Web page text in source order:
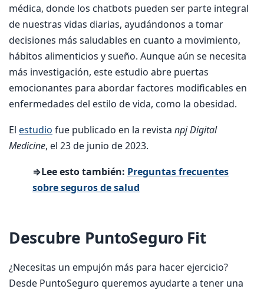
médica, donde los chatbots pueden ser parte integral
de nuestras vidas diarias, ayudándonos a tomar
decisiones más saludables en cuanto a movimiento,
hábitos alimenticios y sueño. Aunque aún se necesita
más investigación, este estudio abre puertas
emocionantes para abordar factores modificables en
enfermedades del estilo de vida, como la obesidad.
El estudio fue publicado en la revista npj Digital
Medicine, el 23 de junio de 2023.
⇒Lee esto también: Preguntas frecuentes
sobre seguros de salud
Descubre PuntoSeguro Fit
¿Necesitas un empujón más para hacer ejercicio?
Desde PuntoSeguro queremos ayudarte a tener una